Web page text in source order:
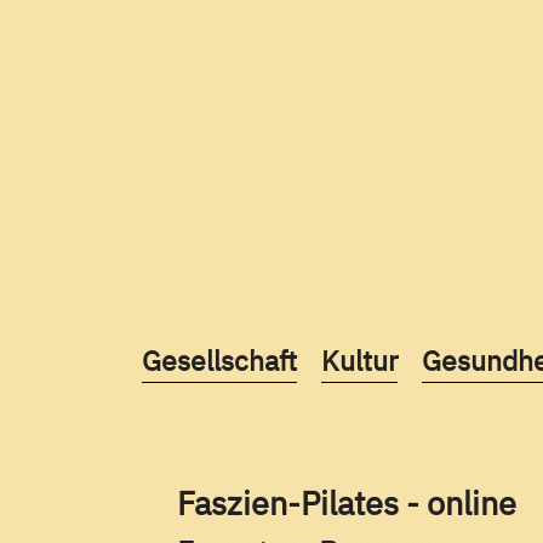
Kurse des folgenden
Gesellschaft Kurse des
Kultur Kurse
Faszien-Pilates - online